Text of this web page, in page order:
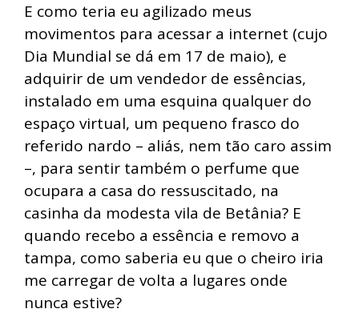
E como teria eu agilizado meus
movimentos para acessar a internet (cujo
Dia Mundial se dá em 17 de maio), e
adquirir de um vendedor de essências,
instalado em uma esquina qualquer do
espaço virtual, um pequeno frasco do
referido nardo – aliás, nem tão caro assim
–, para sentir também o perfume que
ocupara a casa do ressuscitado, na
casinha da modesta vila de Betânia? E
quando recebo a essência e removo a
tampa, como saberia eu que o cheiro iria
me carregar de volta a lugares onde
nunca estive?